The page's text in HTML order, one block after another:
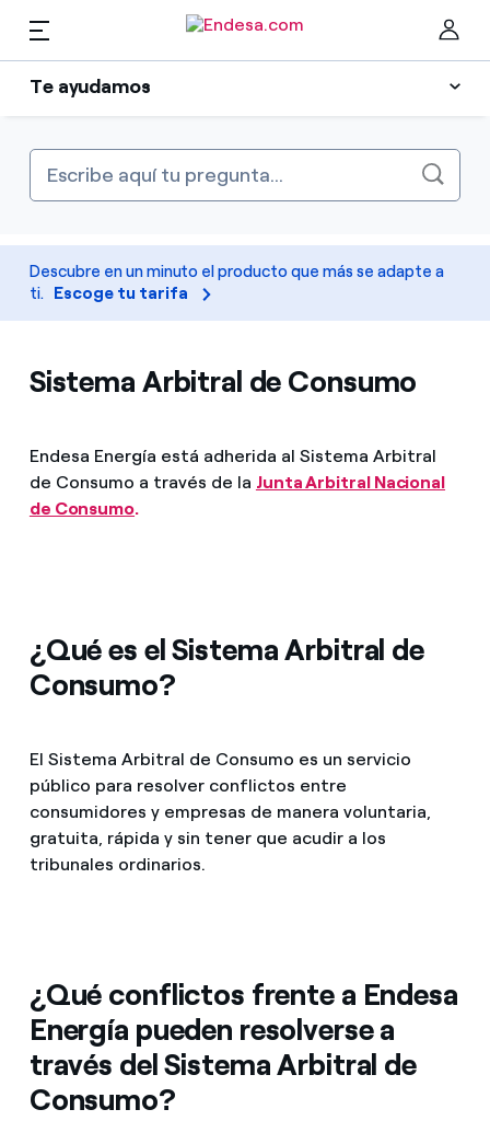
Te ayudamos
Sobre tu factura
Gestiones en la app
Contáctanos
Gestiona todos tus contratos y facturas desde un solo
Hogares
Por cada kWh que ahorres, te descontamos otro
¿Cómo ver mis facturas de Endesa?
Ofertas para autónomos y Pymes
Servicios
Solar
Compromiso
Blog
Estafas telefónicas
ES
Descubre en un minuto el producto que más se adapte a
ti. Escoge tu tarifa
Sistema Arbitral de Consumo
Endesa Energía está adherida al Sistema Arbitral
de Consumo a través de la Junta Arbitral Nacional
de Consumo.
¿Qué es el Sistema Arbitral de
Consumo?
El Sistema Arbitral de Consumo es un servicio
público para resolver conflictos entre
consumidores y empresas de manera voluntaria,
gratuita, rápida y sin tener que acudir a los
tribunales ordinarios.
¿Qué conflictos frente a Endesa
Energía pueden resolverse a
través del Sistema Arbitral de
Consumo?